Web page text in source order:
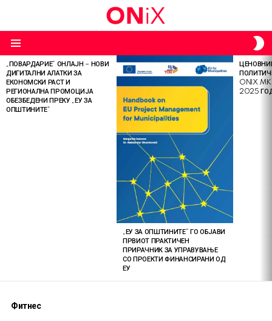
LATEST
STORIES
„ПОВАРДАРИЕ“ ОНЛАЈН – НОВИ
ДИГИТАЛНИ АЛАТКИ ЗА
ЕКОНОМСКИ РАСТ И
РЕГИОНАЛНА ПРОМОЦИЈА
ОБЕЗБЕДЕНИ ПРЕКУ „ЕУ ЗА
ОПШТИНИТЕ“
„ЕУ ЗА ОПШТИНИТЕ“ ГО ОБЈАВИ
ПРВИОТ ПРАКТИЧЕН
ПРИРАЧНИК ЗА УПРАВУВАЊЕ
СО ПРОЕКТИ ФИНАНСИРАНИ ОД
ЕУ
2025
Фитнес